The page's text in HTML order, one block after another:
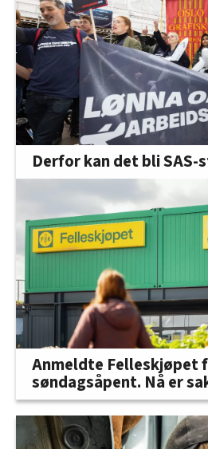
Derfor kan det bli
Anmeldte Felleskjøpet
søndagsåpent. Nå er